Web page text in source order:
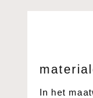
In het